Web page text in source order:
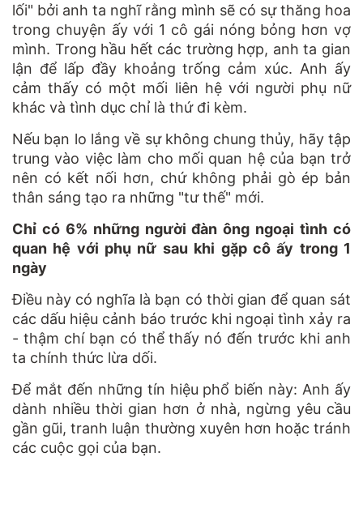
lối" bởi anh ta nghĩ rằng mình sẽ có sự thăng hoa
trong chuyện ấy với 1 cô gái nóng bỏng hơn vợ
mình. Trong hầu hết các trường hợp, anh ta gian
lận để lấp đầy khoảng trống cảm xúc. Anh ấy
cảm thấy có một mối liên hệ với người phụ nữ
khác và tình dục chỉ là thứ đi kèm.
Nếu bạn lo lắng về sự không chung thủy, hãy tập
trung vào việc làm cho mối quan hệ của bạn trở
nên có kết nối hơn, chứ không phải gò ép bản
thân sáng tạo ra những "tư thế" mới.
Chỉ có 6% những người đàn ông ngoại tình có
quan hệ với phụ nữ sau khi gặp cô ấy trong 1
ngày
Điều này có nghĩa là bạn có thời gian để quan sát
các dấu hiệu cảnh báo trước khi ngoại tình xảy ra
- thậm chí bạn có thể thấy nó đến trước khi anh
ta chính thức lừa dối.
Để mắt đến những tín hiệu phổ biến này: Anh ấy
dành nhiều thời gian hơn ở nhà, ngừng yêu cầu
gần gũi, tranh luận thường xuyên hơn hoặc tránh
các cuộc gọi của bạn.